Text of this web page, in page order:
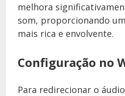
melhora
som, proporcionando
mais rica e envolvente.
Configuração no
Para redirecionar o